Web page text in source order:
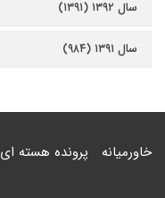
سال ۱۳۹۲ (۱۳۹۱)
سال ۱۳۹۱ (۹۸۴)
خاورمیانه پرونده هسته ای